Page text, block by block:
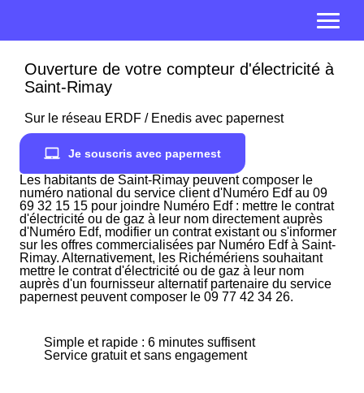
Ouverture de votre compteur d'électricité à
Saint-Rimay
Sur le réseau ERDF / Enedis avec papernest
Je souscris avec papernest
Les habitants de Saint-Rimay peuvent composer le
numéro national du service client d'Numéro Edf au 09
69 32 15 15 pour joindre Numéro Edf : mettre le contrat
d'électricité ou de gaz à leur nom directement auprès
d'Numéro Edf, modifier un contrat existant ou s'informer
sur les offres commercialisées par Numéro Edf à Saint-
Rimay. Alternativement, les Richémériens souhaitant
mettre le contrat d'électricité ou de gaz à leur nom
auprès d'un fournisseur alternatif partenaire du service
papernest peuvent composer le 09 77 42 34 26.
Simple et rapide : 6 minutes suffisent
Service gratuit et sans engagement